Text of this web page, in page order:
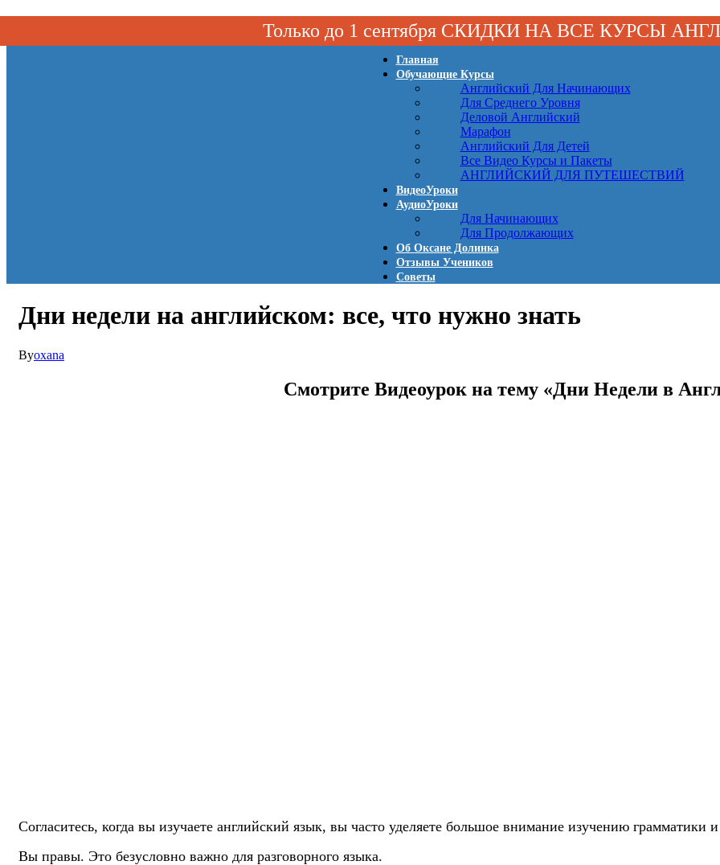
Только до 1 сентября СКИДКИ НА ВСЕ КУРСЫ
Главная
Обучающие Курсы
Английский Для Начинающих
Для Среднего Уровня
Деловой Английский
Марафон
Английский Для Детей
Все Видео Курсы и Пакеты
АНГЛИЙСКИЙ ДЛЯ ПУТЕШЕСТВИЙ
ВидеоУроки
АудиоУроки
Для Начинающих
Для Продолжающих
Об Оксане Долинка
Отзывы Учеников
Советы
Дни недели на английском: все, что нужно знать
Byoxana
Смотрите Видеоурок на тему «Дни Недели в
Согласитесь, когда вы изучаете английский язык, вы часто уделяете большое внимание изучению грамматики и
Вы правы. Это безусловно важно для разговорного языка.